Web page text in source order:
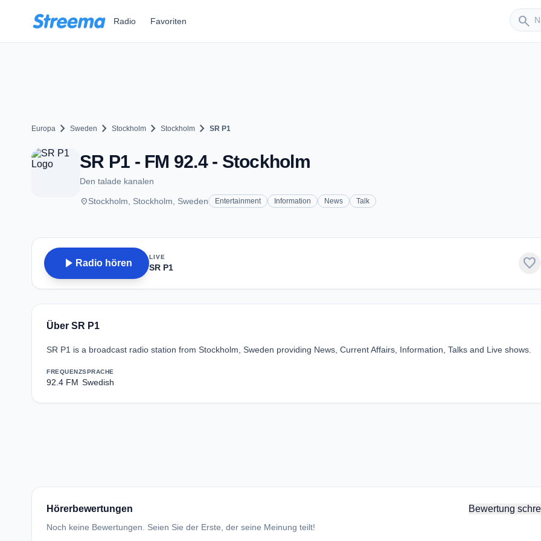
Radio Favoriten search
Europa chevron_right Sweden chevron_right Stockholm chevron_right Stockholm chevron_right SR P1
SR P1 - FM 92.4 - Stockholm
Den talade kanalen
placeStockholm, Stockholm, Sweden Entertainment Information News Talk
play_arrow Radio hören
LIVE
SR P1 favorite
Über SR P1
SR P1 is a broadcast radio station from Stockholm, Sweden providing News, Current Affairs, Information, Talks and Live shows.
FREQUENZ
92.4 FM
SPRACHE
Swedish
Hörerbewertungen Bewertung
Noch keine Bewertungen. Seien Sie der Erste, der seine Meinung teilt!